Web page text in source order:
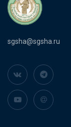
sgsha@sgsha.ru